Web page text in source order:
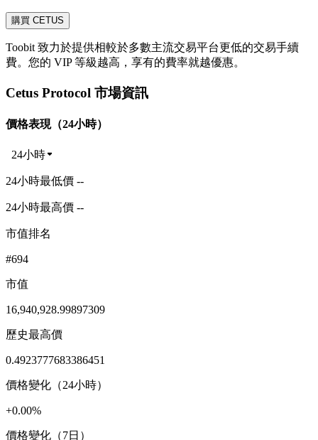
購買 CETUS
Toobit 致力於提供相較於多數主流交易平台更低的交易手續
費。您的 VIP 等級越高，享有的費率就越優惠。
Cetus Protocol 市場資訊
價格表現（24小時）
24小時
24小時最低價 --
24小時最高價 --
市值排名
#694
市值
16,940,928.99897309
歷史最高價
0.4923777683386451
價格變化（24小時）
+0.00%
價格變化（7日）